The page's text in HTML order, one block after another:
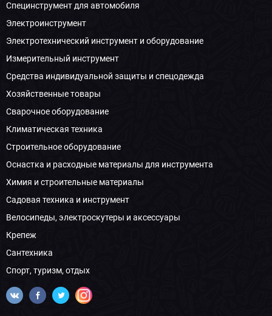
Специнструмент для автомобиля
Электроинструмент
Электротехнический инструмент и оборудование
Измерительный инструмент
Средства индивидуальной защиты и спецодежда
Хозяйственные товары
Сварочное оборудование
Климатическая техника
Строительное оборудование
Оснастка и расходные материалы для инструмента
Химия и строительные материалы
Садовая техника и инструмент
Велосипеды, электроскутеры и аксессуары
Крепеж
Сантехника
Спорт, туризм, отдых